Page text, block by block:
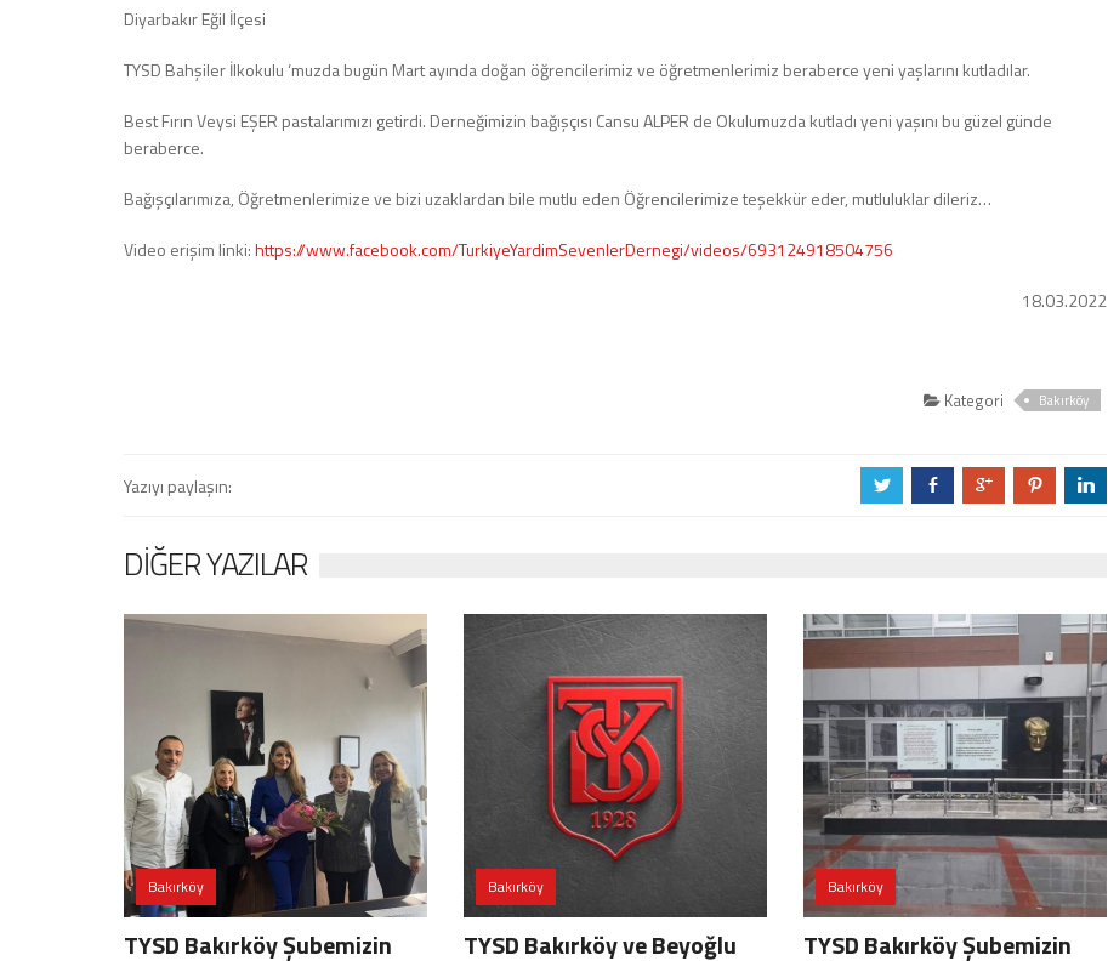
Diyarbakır Eğil İlçesi
TYSD Bahşiler İlkokulu ‘muzda bugün Mart ayında doğan öğrencilerimiz ve öğretmenlerimiz beraberce yeni yaşlarını kutladılar.
Best Fırın Veysi EŞER pastalarımızı getirdi. Derneğimizin bağışçısı Cansu ALPER de Okulumuzda kutladı yeni yaşını bu güzel günde
beraberce.
Bağışçılarımıza, Öğretmenlerimize ve bizi uzaklardan bile mutlu eden Öğrencilerimize teşekkür eder, mutluluklar dileriz…
Video erişim linki:https://www.facebook.com/TurkiyeYardimSevenlerDernegi/videos/693124918504756
18.03.2022
Kategori Bakırköy
Yazıyı paylaşın: a b c d j
DIĞER YAZILAR
Bakırköy
TYSD Bakırköy Şubemizin
Bakırköy
TYSD Bakırköy ve Beyoğlu
Bakırköy
TYSD Bakırköy Şubemizin